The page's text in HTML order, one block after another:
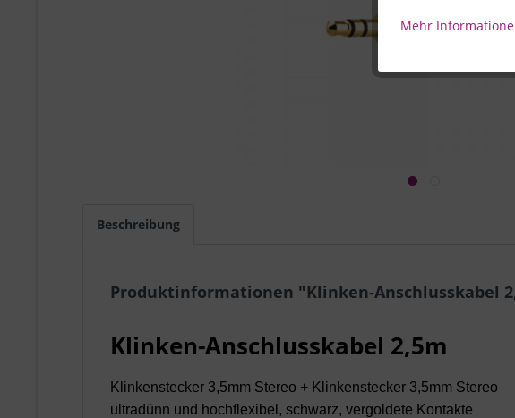
Beschreibung
Produktinformationen "Klinken-Anschlusskabel
Klinken-Anschlusskabel 2,5m
Klinkenstecker 3,5mm Stereo + Klinkenstecker 3,5mm Stereo
ultradünn und hochflexibel, schwarz, vergoldete Kontakte
Mehr